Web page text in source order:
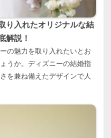
り入れたオリジナルな結
解説！
の魅力を取り入れたいとお
うか。ディズニーの結婚指
を兼ね備えたデザインで人